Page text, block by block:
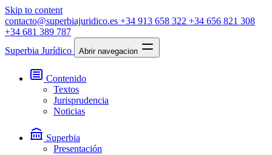
Skip to content
contacto@superbiajuridico.es +34 913 658 322 +34 656 821 308
+34 681 389 787
Superbia Jurídico
Abrir navegacion
Contenido
Textos
Jurisprudencia
Noticias
Superbia
Presentación